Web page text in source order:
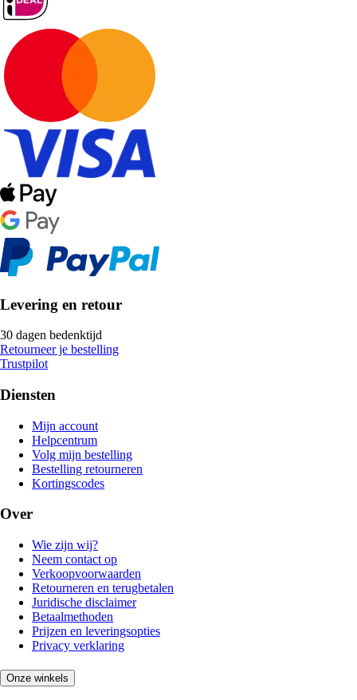
Levering en retour
30 dagen bedenktijd
Retourneer je bestelling
Trustpilot
Diensten
Mijn account
Helpcentrum
Volg mijn bestelling
Bestelling retourneren
Kortingscodes
Over
Wie zijn wij?
Neem contact op
Verkoopvoorwaarden
Retourneren en terugbetalen
Juridische disclaimer
Betaalmethoden
Prijzen en leveringsopties
Privacy verklaring
Onze winkels